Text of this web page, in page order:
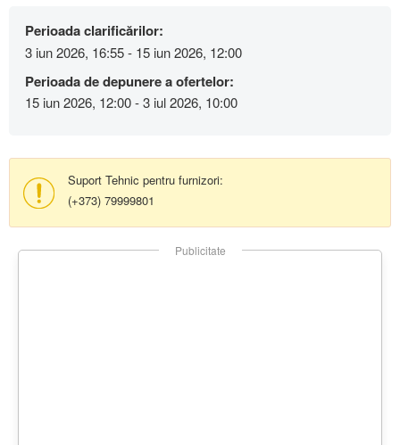
Perioada clarificărilor:
3 iun 2026, 16:55 - 15 iun 2026, 12:00
Perioada de depunere a ofertelor:
15 iun 2026, 12:00 - 3 iul 2026, 10:00
Suport Tehnic pentru furnizori:
(+373) 79999801
Publicitate